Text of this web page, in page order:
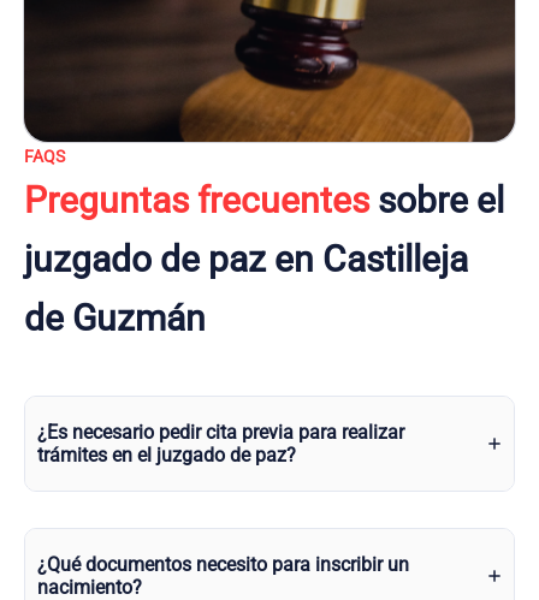
FAQS
Preguntas frecuentessobre el
juzgado de paz en Castilleja
de Guzmán
¿Es necesario pedir cita previa para realizar
trámites en el juzgado de paz?
¿Qué documentos necesito para inscribir un
nacimiento?